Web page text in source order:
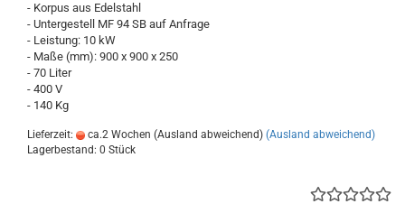
- Korpus aus Edelstahl
- Untergestell MF 94 SB auf Anfrage
- Leistung: 10 kW
- Maße (mm): 900 x 900 x 250
- 70 Liter
- 400 V
- 140 Kg
Lieferzeit: ca.2 Wochen (Ausland abweichend) (Ausland abweichend)
Lagerbestand: 0 Stück